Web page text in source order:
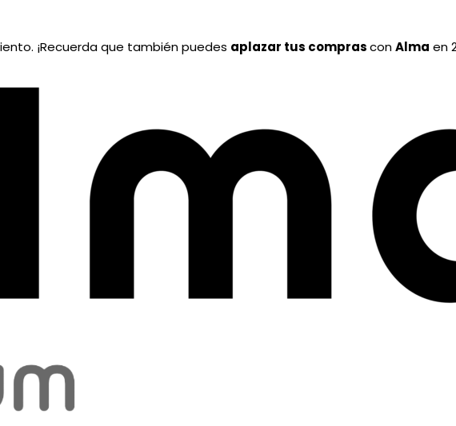
¡Recuerda que también puedes aplazar tus comprasconAlma en